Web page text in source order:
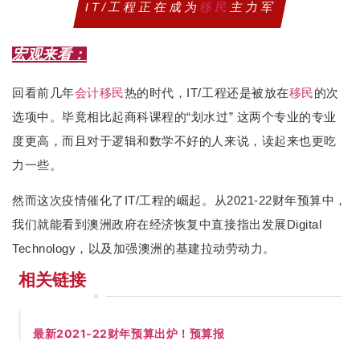
IT/工程正在成为移民主力军
宏观来看：
回看前几年会计移民热的时代，IT/工程还是被放在移民的次
选项中。毕竟相比起商科课程的“划水过” 这两个专业的专业
度更高，而且对于逻辑和数学不好的人来说，读起来也更吃
力一些。
然而这次疫情催化了IT/工程的崛起。从2021-22财年预算中，
我们就能看到澳洲政府在经济恢复中直接指出发展Digital
Technology，以及加强澳洲的基建拉动劳动力。
相关链接
最新2021-22财年预算出炉！预算报